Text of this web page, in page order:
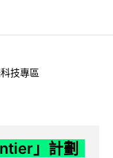
技專區
」計劃